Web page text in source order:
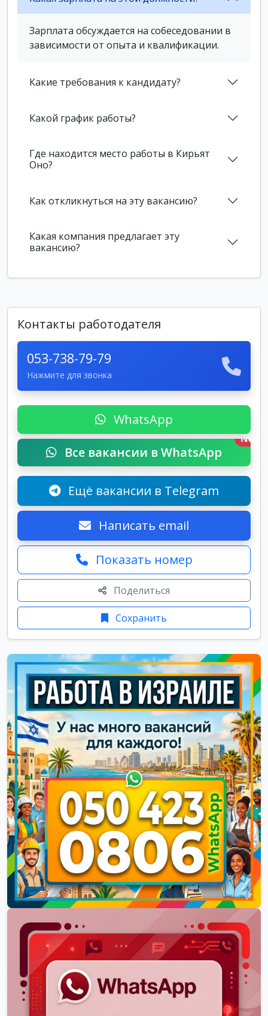
Зарплата обсуждается на собеседовании в
зависимости от опыта и квалификации.
Какие требования к кандидату?
Какой график работы?
Где находится место работы в Кирьят
Оно?
Как откликнуться на эту вакансию?
Какая компания предлагает эту
вакансию?
Контакты работодателя
053-738-79-79
Нажмите для звонка
WhatsApp
Все вакансии в WhatsApp
New
Ещё вакансии в Telegram
Написать email
Показать номер
Поделиться
Сохранить